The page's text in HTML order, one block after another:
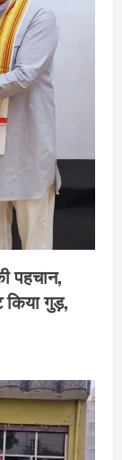
पहचान,
किया गुड़,